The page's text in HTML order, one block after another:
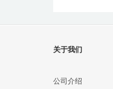
关于我们
公司介绍